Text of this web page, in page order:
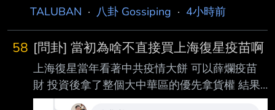
TALUBAN · 八卦 Gossiping · 4小時前
58 [問卦] 當初為啥不直接買上海復星疫苗啊
上海復星當年看著中共疫情大餅 可以薛爛疫苗
財 投資後拿了整個大中華區的優先拿貨權 結果
中共表示我們要挺國產 打科興 於是上海復星哭